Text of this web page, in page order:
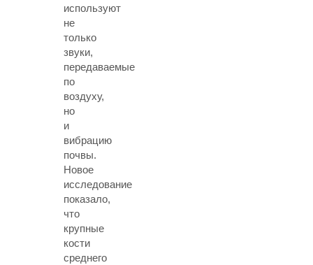
используют
не
только
звуки,
передаваемые
по
воздуху,
но
и
вибрацию
почвы.
Новое
исследование
показало,
что
крупные
кости
среднего